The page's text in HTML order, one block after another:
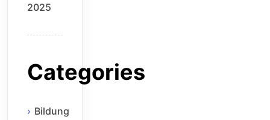
2025
Categories
Bildung